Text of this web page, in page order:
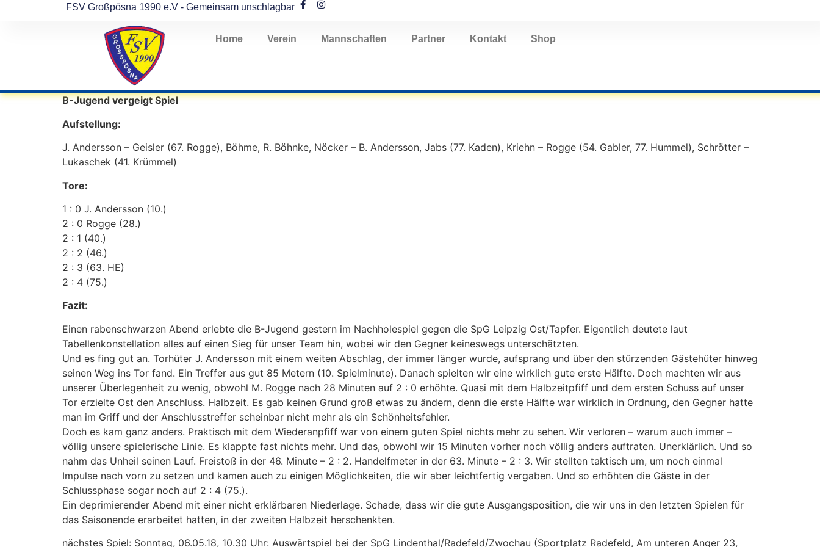
FSV Großpösna 1990 e.V - Gemeinsam unschlagbar
Home Verein Mannschaften Partner Kontakt Shop
B-Jugend vergeigt Spiel
Aufstellung:
J. Andersson – Geisler (67. Rogge), Böhme, R. Böhnke, Nöcker – B. Andersson, Jabs (77. Kaden), Kriehn – Rogge (54. Gabler, 77. Hummel), Schrötter –
Lukaschek (41. Krümmel)
Tore:
1 : 0 J. Andersson (10.)
2 : 0 Rogge (28.)
2 : 1 (40.)
2 : 2 (46.)
2 : 3 (63. HE)
2 : 4 (75.)
Fazit:
Einen rabenschwarzen Abend erlebte die B-Jugend gestern im Nachholespiel gegen die SpG Leipzig Ost/Tapfer. Eigentlich deutete laut
Tabellenkonstellation alles auf einen Sieg für unser Team hin, wobei wir den Gegner keineswegs unterschätzten.
Und es fing gut an. Torhüter J. Andersson mit einem weiten Abschlag, der immer länger wurde, aufsprang und über den stürzenden Gästehüter hinweg
seinen Weg ins Tor fand. Ein Treffer aus gut 85 Metern (10. Spielminute). Danach spielten wir eine wirklich gute erste Hälfte. Doch machten wir aus
unserer Überlegenheit zu wenig, obwohl M. Rogge nach 28 Minuten auf 2 : 0 erhöhte. Quasi mit dem Halbzeitpfiff und dem ersten Schuss auf unser
Tor erzielte Ost den Anschluss. Halbzeit. Es gab keinen Grund groß etwas zu ändern, denn die erste Hälfte war wirklich in Ordnung, den Gegner hatte
man im Griff und der Anschlusstreffer scheinbar nicht mehr als ein Schönheitsfehler.
Doch es kam ganz anders. Praktisch mit dem Wiederanpfiff war von einem guten Spiel nichts mehr zu sehen. Wir verloren – warum auch immer –
völlig unsere spielerische Linie. Es klappte fast nichts mehr. Und das, obwohl wir 15 Minuten vorher noch völlig anders auftraten. Unerklärlich. Und so
nahm das Unheil seinen Lauf. Freistoß in der 46. Minute – 2 : 2. Handelfmeter in der 63. Minute – 2 : 3. Wir stellten taktisch um, um noch einmal
Impulse nach vorn zu setzen und kamen auch zu einigen Möglichkeiten, die wir aber leichtfertig vergaben. Und so erhöhten die Gäste in der
Schlussphase sogar noch auf 2 : 4 (75.).
Ein deprimierender Abend mit einer nicht erklärbaren Niederlage. Schade, dass wir die gute Ausgangsposition, die wir uns in den letzten Spielen für
das Saisonende erarbeitet hatten, in der zweiten Halbzeit herschenkten.
nächstes Spiel: Sonntag, 06.05.18, 10.30 Uhr: Auswärtspiel bei der SpG Lindenthal/Radefeld/Zwochau (Sportplatz Radefeld, Am unteren Anger 23,